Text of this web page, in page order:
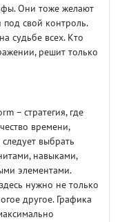
Они тоже желают
под свой контроль.
судьбе всех. Кто
решит только
– стратегия, где
времени,
выбрать
навыками,
элементами.
нужно не только
другое. Графика